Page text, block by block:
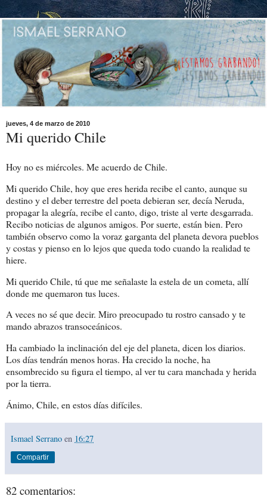
jueves, 4 de marzo de 2010
Mi querido Chile
Hoy no es miércoles. Me acuerdo de Chile.
Mi querido Chile, hoy que eres herida recibe el canto, aunque su
destino y el deber terrestre del poeta debieran ser, decía Neruda,
propagar la alegría, recibe el canto, digo, triste al verte desgarrada.
Recibo noticias de algunos amigos. Por suerte, están bien. Pero
también observo como la voraz garganta del planeta devora pueblos
y costas y pienso en lo lejos que queda todo cuando la realidad te
hiere.
Mi querido Chile, tú que me señalaste la estela de un cometa, allí
donde me quemaron tus luces.
A veces no sé que decir. Miro preocupado tu rostro cansado y te
mando abrazos transoceánicos.
Ha cambiado la inclinación del eje del planeta, dicen los diarios.
Los días tendrán menos horas. Ha crecido la noche, ha
ensombrecido su figura el tiempo, al ver tu cara manchada y herida
por la tierra.
Ánimo, Chile, en estos días difíciles.
Ismael Serrano en 16:27
Compartir
82 comentarios: